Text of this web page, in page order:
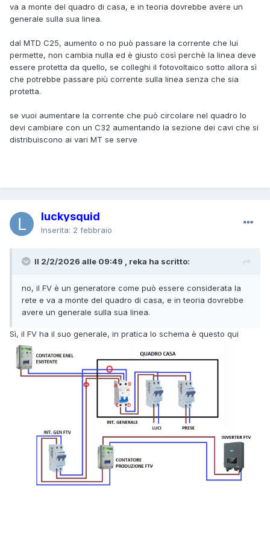
va a monte del quadro di casa, e in teoria dovrebbe avere un
generale sulla sua linea.
dal MTD C25, aumento o no può passare la corrente che lui
permette, non cambia nulla ed è giusto così perchè la linea deve
essere protetta da quello, se colleghi il fotovoltaico sotto allora sì
che potrebbe passare più corrente sulla linea senza che sia
protetta.
se vuoi aumentare la corrente che può circolare nel quadro lo
devi cambiare con un C32 aumentando la sezione dei cavi che si
distribuiscono ai vari MT se serve
luckysquid
Inserita: 2 febbraio
Il 2/2/2026 alle 09:49 , reka ha scritto:
no, il FV è un generatore come può essere considerata la
rete e va a monte del quadro di casa, e in teoria dovrebbe
avere un generale sulla sua linea.
Sì, il FV ha il suo generale, in pratica lo schema è questo qui